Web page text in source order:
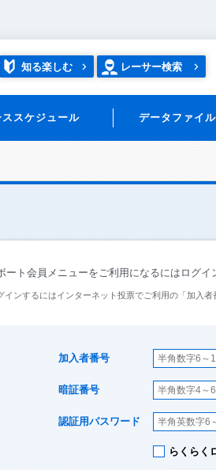
知る楽しむ レーサー検索
ススケジュール データファイル
ート会員メニューをご利用になるにはログイ
インするにはインターネット投票でご利用の「加入
加入者番号
暗証番号
認証用パスワード
らくらく